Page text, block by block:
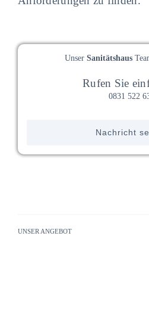
Unser Sanitätshaus
Rufen Sie
0831 522
Nachricht
UNSER ANGEBOT